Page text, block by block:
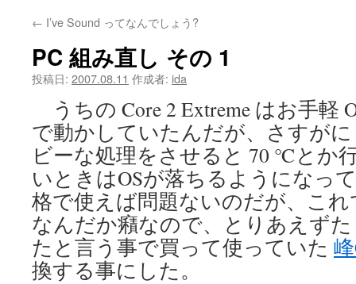
ン
へ
ッ
プ
← I’ve Sound ってなんでしょう?
PC 組み直し その 1
投稿日: 2007.08.11 作成者: ida
うちの Core 2 Extreme はお手軽
で動かしていたんだが、さすがに
ビーな処理をさせると 70 ℃とか
いときはOSが落ちるようになっ
格で使えば問題ないのだが、こ
なんだか癪なので、とりあえず
たと言う事で買って使っていた
換する事にした。